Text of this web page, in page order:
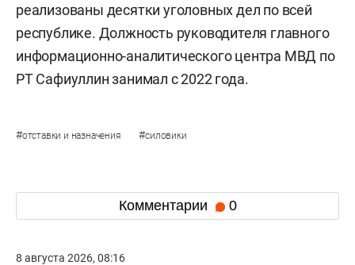
реализованы десятки уголовных дел по всей
республике. Должность руководителя главного
информационно-аналитического центра МВД по
РТ Сафиуллин занимал с 2022 года.
#отставки и назначения #силовики
Комментарии 0
8 августа 2026, 08:16